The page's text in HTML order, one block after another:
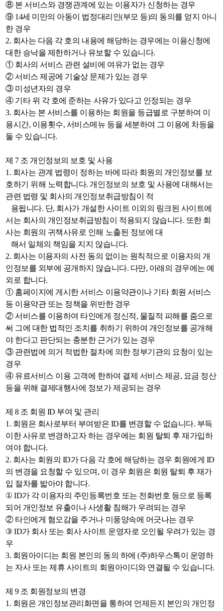
⑧ 본 서비스와 경쟁관계에 있는 이용자가 신청하는 경우
⑨ 14세 미만의 아동이 법정대리인(부모 등)의 동의를 얻지 아니
한 경우
2. 회사는 다음 각 호의 내용에 해당하는 경우에는 이용신청에
대한 승낙을 제한하거나 유보할 수 있습니다.
① 회사의 서비스 관련 설비에 여유가 없는 경우
② 서비스 제공에 기술상 문제가 있는 경우
③ 미성년자의 경우
④ 기타 위 각 호에 준하는 사유가 있다고 인정되는 경우
3. 회사는 본 서비스를 이용하는 회원을 등급별로 구분하여 이
용시간, 이용횟수, 서비스메뉴 등을 세분하여 그 이용에 차등을
둘 수 있습니다.
제 7 조 개인정보의 보호 및 사용
1. 회사는 관계 법령이 정하는 바에 따라 회원의 개인정보를 보
호하기 위해 노력합니다. 개인정보의 보호 및 사용에 대해서는
관련 법령 및 회사의 개인정보취급방침이 적
용됩니다. 단, 회사가 개설한 사이트 이외의 링크된 사이트에
서는 회사의 개인정보취급방침이 적용되지 않습니다. 또한 회
사는 회원의 귀책사유로 인해 노출된 정보에 대
해서 일체의 책임을 지지 않습니다.
2. 회사는 이용자의 사전 동의 없이는 원칙적으로 이용자의 개
인정보를 외부에 공개하지 않습니다. 다만, 아래의 경우에는 예
외로 합니다.
① 홈페이지에 게시한 서비스 이용약관이나 기타 회원 서비스
등 이용약관 또는 정책을 위반한 경우
② 서비스를 이용하여 타인에게 정신적, 물질적 피해를 줌으로
써 그에 대한 법적인 조치를 취하기 위하여 개인정보를 공개해
야 한다고 판단되는 충분한 근거가 있는 경우
③ 관련법에 의거 적법한 절차에 의한 정부기관의 요청이 있는
경우
④ 유료서비스 이용 고객에 한하여 결제 서비스 제공, 요금 정산
등을 위해 결제대행사에 정보가 제공되는 경우
제 8 조 회원 ID 부여 및 관리
1. 회원은 회사로부터 부여받은 ID를 변경할 수 없습니다. 부득
이한 사유로 변경하고자 하는 경우에는 회원 탈퇴 후 재가입하
여야 합니다.
2. 회사는 회원의 ID가 다음 각 호에 해당하는 경우 회원에게 ID
의 변경을 요청할 수 있으며, 이 경우 회원은 회원 탈퇴 후 재가
입 절차를 밟아야 합니다.
① ID가 각 이용자의 주민등록번호 또는 전화번호 등으로 등록
되어 개인정보 유출이나 사생활 침해가 우려되는 경우
② 타인에게 혐오감을 주거나 미풍양속에 어긋나는 경우
③ ID가 회사 또는 회사 사이트 운영자로 오인될 우려가 있는 경
우
3. 회원아이디는 회원 본인의 동의 하에 (주)하우스톡이 운영하
는 자사 또는 제휴 사이트의 회원아이디와 연결될 수 있습니다.
제 9 조 회원정보의 변경
1. 회원은 개인정보관리화면을 통하여 언제든지 본인의 개인정